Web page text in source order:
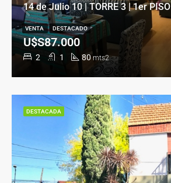
14 de Julio 10 | TORRE 3 | 1er PISO
2 1 80 mts2
U$S87.000
VENTA DESTACADO
DESTACADA